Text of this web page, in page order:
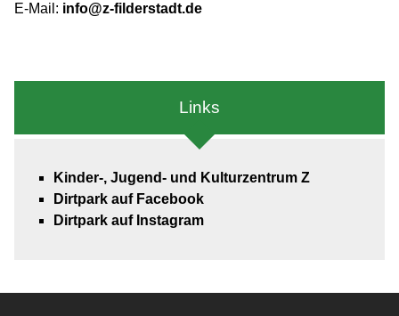
E-Mail: info@z-filderstadt.de
Links
Kinder-, Jugend- und Kulturzentrum Z
Dirtpark auf Facebook
Dirtpark auf Instagram